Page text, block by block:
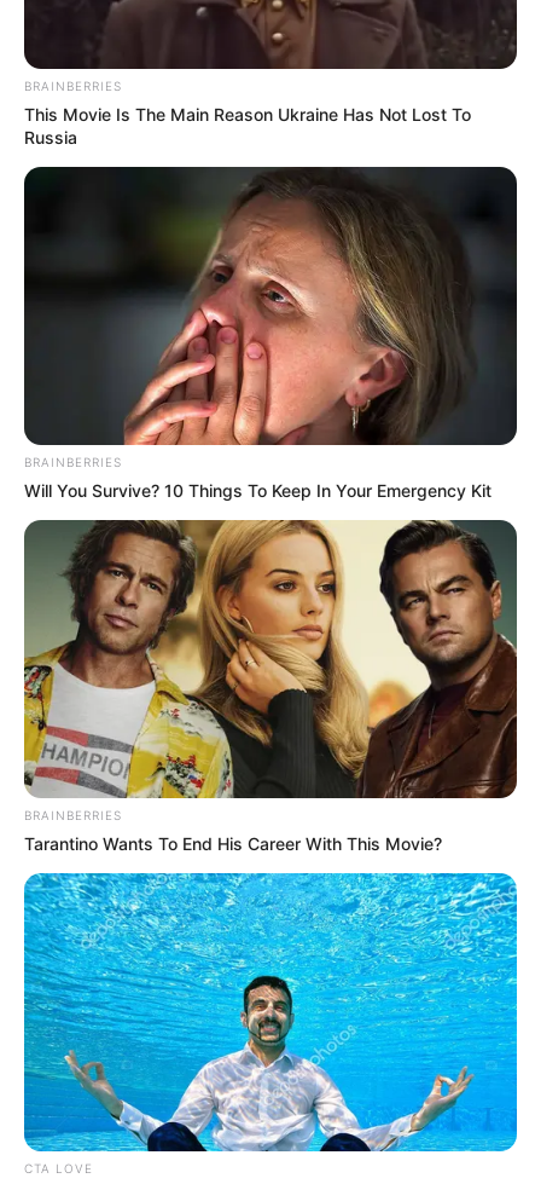
BRAINBERRIES
This Movie Is The Main Reason Ukraine Has Not Lost To
Russia
BRAINBERRIES
Will You Survive? 10 Things To Keep In Your Emergency Kit
BRAINBERRIES
Tarantino Wants To End His Career With This Movie?
CTA LOVE